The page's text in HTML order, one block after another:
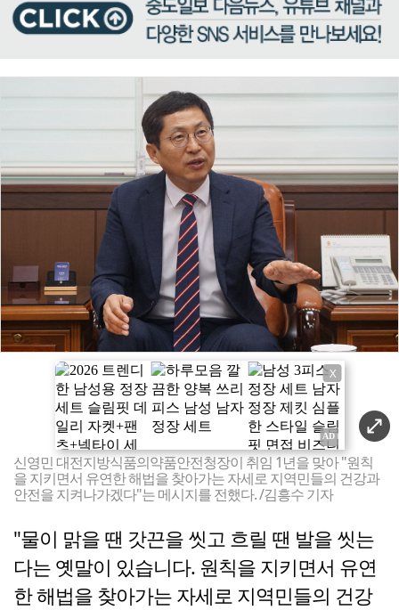
X
신영민 대전지방식품의약품안전청장이 취임 1년을 맞아 "원칙
을 지키면서 유연한 해법을 찾아가는 자세로 지역민들의 건강과
안전을 지켜나가겠다"는 메시지를 전했다. /김흥수 기자
"물이 맑을 땐 갓끈을 씻고 흐릴 땐 발을 씻는
다는 옛말이 있습니다. 원칙을 지키면서 유연
한 해법을 찾아가는 자세로 지역민들의 건강